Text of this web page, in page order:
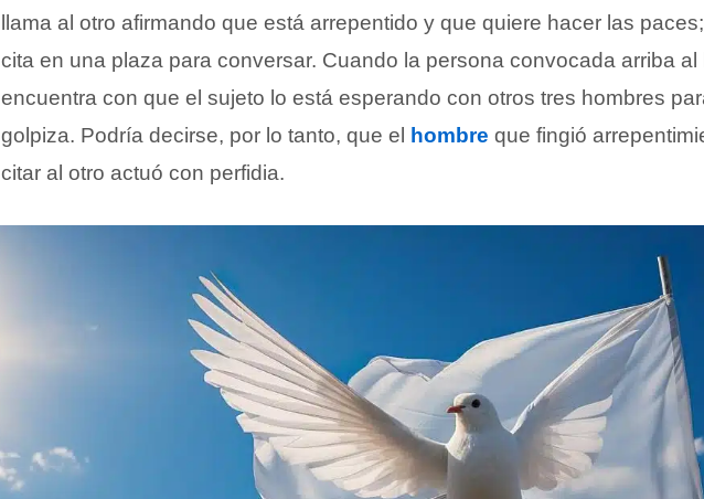
llama al otro afirmando que está arrepentido y que quiere hacer las
cita en una plaza para conversar. Cuando la persona convocada arriba al
encuentra con que el sujeto lo está esperando con otros tres hombres
golpiza. Podría decirse, por lo tanto, que el hombre que fingió
citar al otro actuó con perfidia.